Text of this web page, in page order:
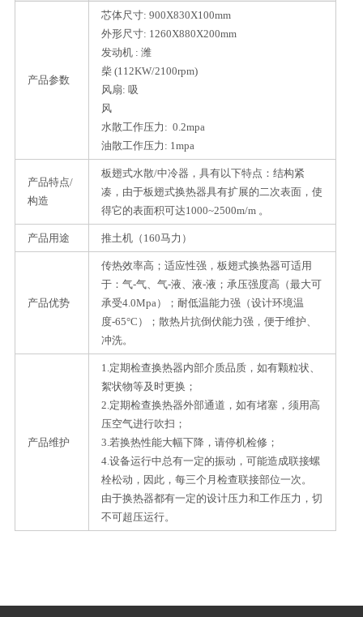
产品参数
芯体尺寸: 900X830X100mm
外形尺寸: 1260X880X200mm
发动机 : 潍
柴 (112KW/2100rpm)
风扇: 吸
风
水散工作压力: 0.2mpa
油散工作压力: 1mpa
产品特点/
构造
板翅式水散/中冷器，具有以下特点：结构紧
凑，由于板翅式换热器具有扩展的二次表面，使
得它的表面积可达1000~2500m/m 。
产品用途 推土机（160马力）
产品优势
传热效率高；适应性强，板翅式换热器可适用
于：气-气、气-液、液-液；承压强度高（最大可
承受4.0Mpa）；耐低温能力强（设计环境温
度-65°C）；散热片抗倒伏能力强，便于维护、
冲洗。
产品维护
1.定期检查换热器内部介质品质，如有颗粒状、
絮状物等及时更换；
2.定期检查换热器外部通道，如有堵塞，须用高
压空气进行吹扫；
3.若换热性能大幅下降，请停机检修；
4.设备运行中总有一定的振动，可能造成联接螺
栓松动，因此，每三个月检查联接部位一次。
由于换热器都有一定的设计压力和工作压力，切
不可超压运行。